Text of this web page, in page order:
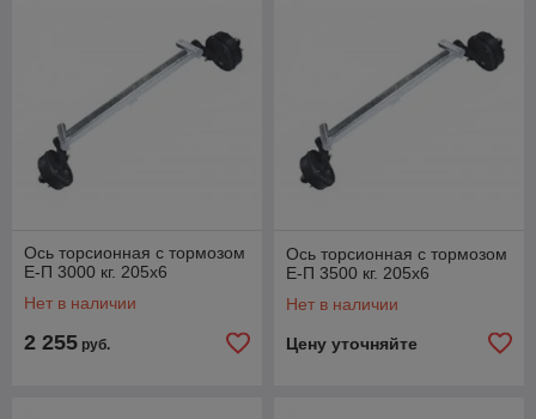
Ось торсионная с тормозом
Е-П 3000 кг. 205х6
Нет в наличии
2 255 руб.
Ось торсионная с тормозом
Е-П 3500 кг. 205х6
Нет в наличии
Цену уточняйте